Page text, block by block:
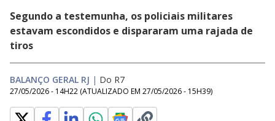
Segundo a testemunha, os policiais militares
estavam escondidos e dispararam uma rajada de
tiros
BALANÇO GERAL RJ | Do R7
27/05/2026 - 14H22 (ATUALIZADO EM 27/05/2026 - 15H39)